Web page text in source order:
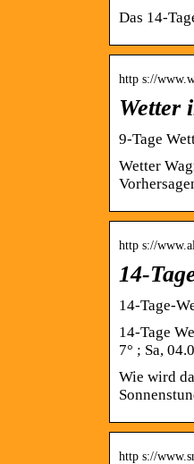
Das 14-
http s://
Wetter
9-Tage
Wetter
http s://
14-
14-Tage-
14-Tage
7° ; Sa,
Wie wird
http s://